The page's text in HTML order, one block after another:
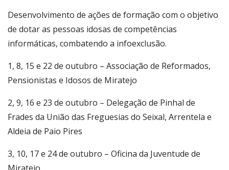
Desenvolvimento de ações de formação com o objetivo
de dotar as pessoas idosas de competências
informáticas, combatendo a infoexclusão.
1, 8, 15 e 22 de outubro – Associação de Reformados,
Pensionistas e Idosos de Miratejo
2, 9, 16 e 23 de outubro – Delegação de Pinhal de
Frades da União das Freguesias do Seixal, Arrentela e
Aldeia de Paio Pires
3, 10, 17 e 24 de outubro – Oficina da Juventude de